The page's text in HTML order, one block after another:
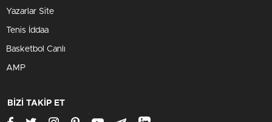
Yazarlar Site
Tenis İddaa
Basketbol Canlı
AMP
BİZİ TAKİP ET